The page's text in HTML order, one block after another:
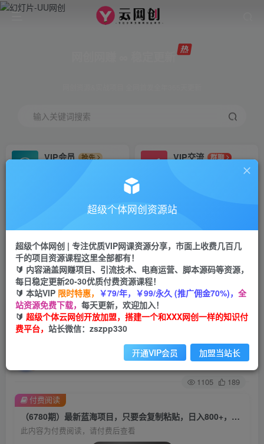
输入关键词搜索
VIP会员
抢先
VIP交流
群聊
研究探讨更多创业项目路子。
会员专属推广链接
招募站长
挂机
项目
脚本卡密
APP下载
GO
首页 创业课程 会员专属 正文
（6780期）最新蓝海项目，只要会复制粘贴，日
入800+，大学生考研项目，目前做的人极少
关注 私信
1105 189
（6780期）最新蓝海项目，只要会复制粘贴，日入800+，大学生考研项目，目前做的人极少
此内容为付费阅读，请付费后查看
付费阅读
超级个体网创资源站
超级个体网创 | 专注优质VIP网课资源分享，市面上收费几百几
千的项目资源课程这里全部都有！
🔰 内容涵盖网赚项目、引流技术、电商运营、脚本源码等资源，
每日稳定更新20-30优质付费资源课程！
🔰 本站VIP 限时特惠， ￥79/年，￥99/永久 (推广佣金70%)， 全
站资源免费下载， 每天更新，欢迎加入！
🔰 超级个体云网创开放加盟，搭建一个和XXX网创一样的知识付
费平台， 站长微信：zszpp330
开通VIP会员 加盟当站长